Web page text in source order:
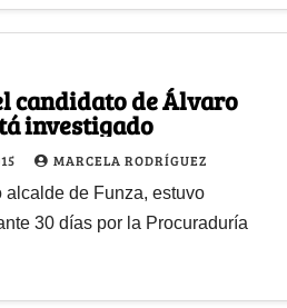
candidato de Álvaro
investigado
MARCELA RODRÍGUEZ
alcalde de Funza, estuvo
30 días por la Procuraduría